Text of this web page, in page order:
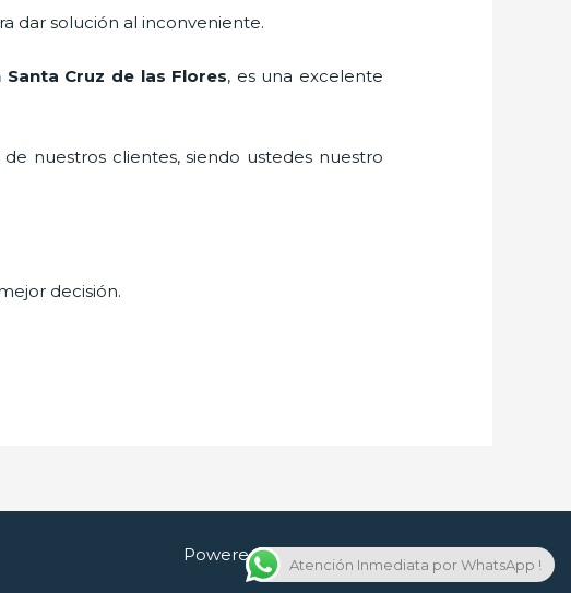
dar solución al inconveniente.
Santa Cruz de las Flores, es una excelente
nuestros clientes, siendo ustedes nuestro
decisión.
Powered by Cerrajero en Guadalajara
Atención Inmediata por WhatsApp !